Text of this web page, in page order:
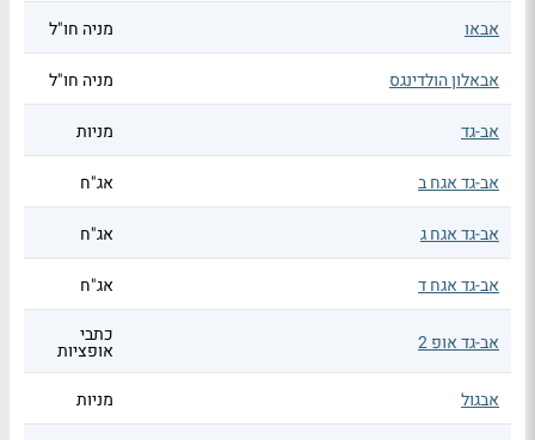
אבאו מניה חו"ל
אבאלון הולדינגס מניה חו"ל
אב-גד מניות
אב-גד אגח ב אג"ח
אב-גד אגח ג אג"ח
אב-גד אגח ד אג"ח
אב-גד אופ 2 כתבי
אופציות
אבגול
מניות